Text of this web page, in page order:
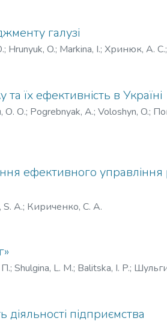
галузі
; Hrunyuk, O.; Markina, I.; Хринюк, А. С.;
їх ефективність в Україні
О. О.; Pogrebnyak, A.; Voloshyn, O.;
ефективного
S. A.; Кириченко, С. А.
П.; Shulgina, L. M.; Balitska, I. P.;
діяльності підприємства